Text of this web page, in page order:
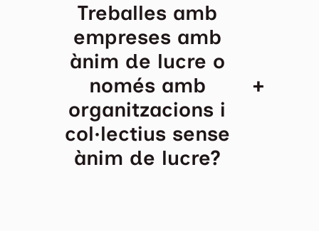
Treballes amb
empreses amb
ànim de lucre o
només amb
organitzacions i
col·lectius sense
ànim de lucre?
+